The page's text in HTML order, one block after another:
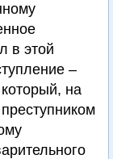
в этой
–
на